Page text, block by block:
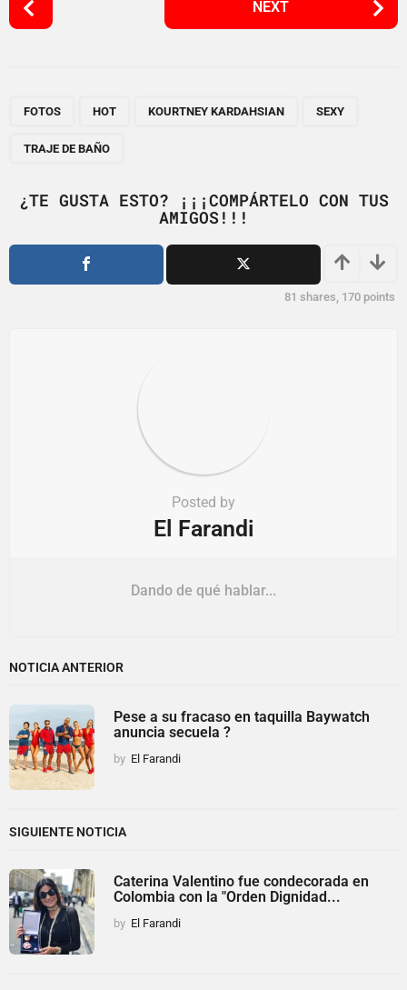
o
i
o
NEXT
FOTOS HOT KOURTNEY KARDAHSIAN SEXY
TRAJE DE BAÑO
¿TE GUSTA ESTO? ¡¡¡COMPÁRTELO CON TUS
AMIGOS!!!
81 shares, 170 points
Posted by
El Farandi
Dando de qué hablar...
NOTICIA ANTERIOR
Pese a su fracaso en taquilla Baywatch
anuncia secuela ?
by El Farandi
SIGUIENTE NOTICIA
Caterina Valentino fue condecorada en
Colombia con la "Orden Dignidad...
by El Farandi